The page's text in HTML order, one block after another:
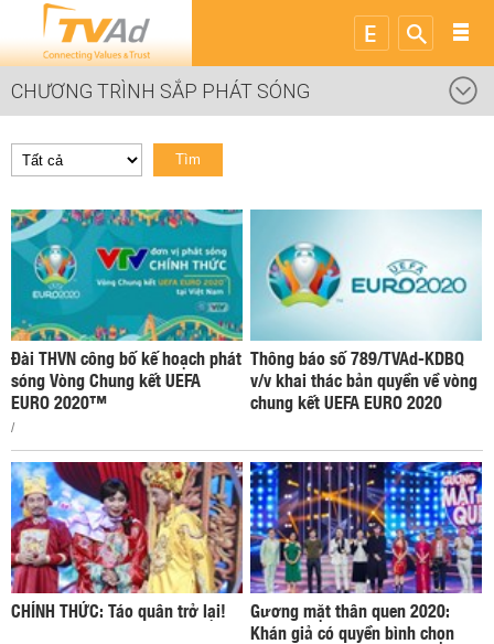
CHƯƠNG TRÌNH SẮP PHÁT SÓNG
Tìm
Đài THVN công bố kế hoạch phát
sóng Vòng Chung kết UEFA
EURO 2020™
/
Thông báo số 789/TVAd-KDBQ
v/v khai thác bản quyền về vòng
chung kết UEFA EURO 2020
CHÍNH THỨC: Táo quân trở lại!
Gương mặt thân quen 2020:
Khán giả có quyền bình chọn